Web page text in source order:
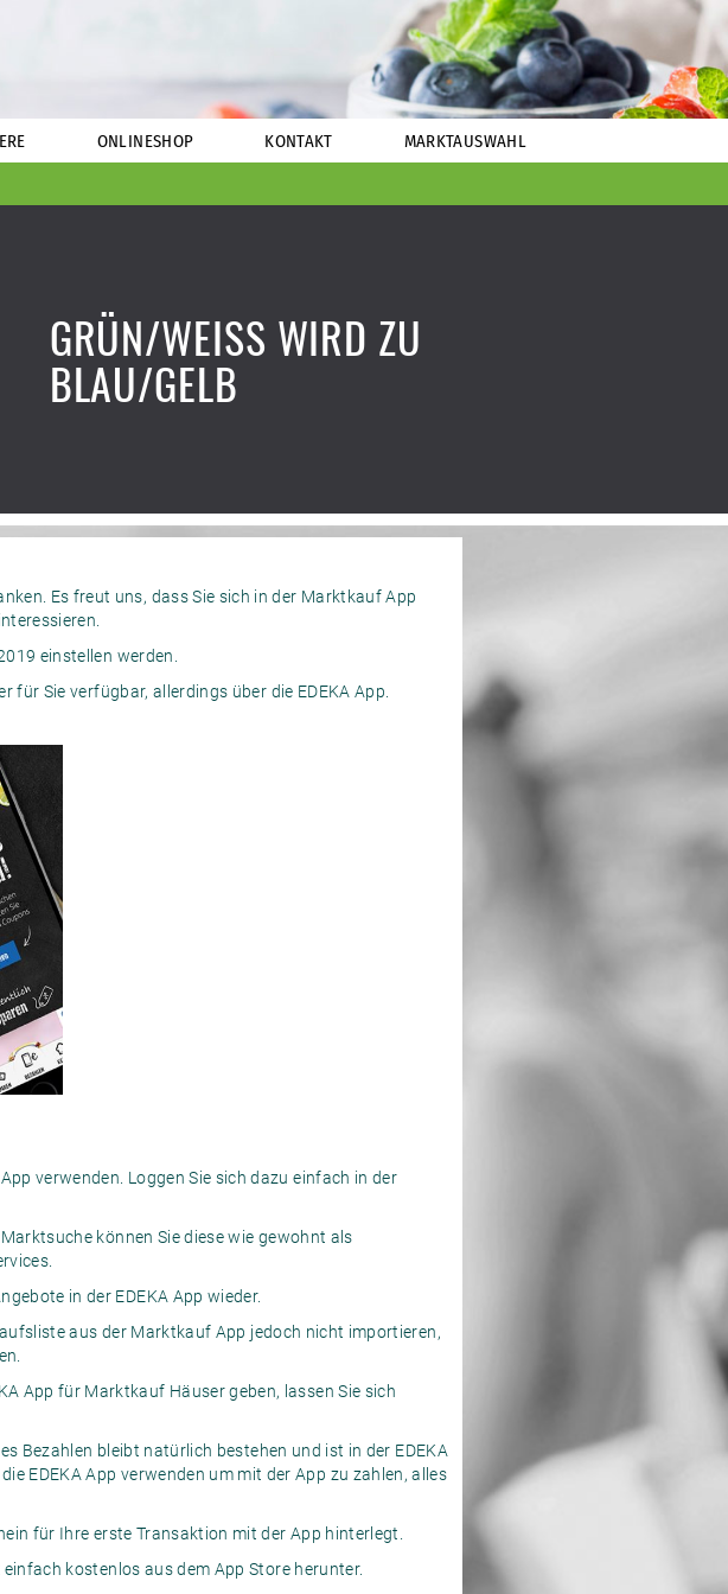
ONLINESHOP KONTAKT MARKTAUSWAHL
GRÜN/WEISS WIRD ZU
BLAU/GELB
Es freut uns, dass Sie sich in der Marktkauf App
einstellen werden.
Sie verfügbar, allerdings über die EDEKA App.
verwenden. Loggen Sie sich dazu einfach in der
können Sie diese wie gewohnt als
in der EDEKA App wieder.
aus der Marktkauf App jedoch nicht importieren,
App für Marktkauf Häuser geben, lassen Sie sich
Bezahlen bleibt natürlich bestehen und ist in der EDEKA
EDEKA App verwenden um mit der App zu zahlen, alles
für Ihre erste Transaktion mit der App hinterlegt.
einfach kostenlos aus dem App Storeherunter.